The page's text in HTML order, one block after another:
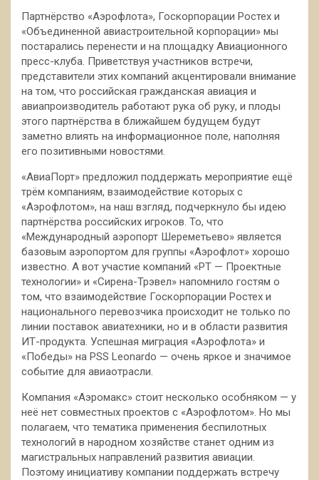
Партнёрство «Аэрофлота», Госкорпорации Ростех и
«Объединенной авиастроительной корпорации» мы
постарались перенести и на площадку Авиационного
пресс-клуба. Приветствуя участников встречи,
представители этих компаний акцентировали внимание
на том, что российская гражданская авиация и
авиапроизводитель работают рука об руку, и плоды
этого партнёрства в ближайшем будущем будут
заметно влиять на информационное поле, наполняя
его позитивными новостями.
«АвиаПорт» предложил поддержать мероприятие ещё
трём компаниям, взаимодействие которых с
«Аэрофлотом», на наш взгляд, подчеркнуло бы идею
партнёрства российских игроков. То, что
«Международный аэропорт Шереметьево» является
базовым аэропортом для группы «Аэрофлот» хорошо
известно. А вот участие компаний «РТ — Проектные
технологии» и «Сирена-Трэвел» напомнило гостям о
том, что взаимодействие Госкорпорации Ростех и
национального перевозчика происходит не только по
линии поставок авиатехники, но и в области развития
ИТ-продукта. Успешная миграция «Аэрофлота» и
«Победы» на PSS Leonardo — очень яркое и значимое
событие для авиаотрасли.
Компания «Аэромакс» стоит несколько особняком — у
неё нет совместных проектов с «Аэрофлотом». Но мы
полагаем, что тематика применения беспилотных
технологий в народном хозяйстве станет одним из
магистральных направлений развития авиации.
Поэтому инициативу компании поддержать встречу